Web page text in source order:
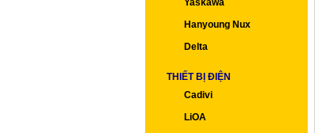
Yaskawa
Hanyoung Nux
Delta
THIẾT BỊ ĐIỆN
Cadivi
LiOA